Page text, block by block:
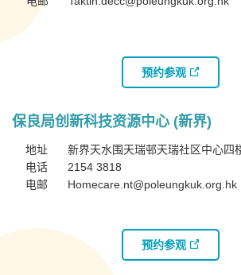
预约参观
保良局创新科技资源中心 (新界)
地址
新界天水围天瑞邨天瑞社区中心四
电话
2154 3818
电邮
Homecare.nt@poleungkuk.org.hk
预约参观